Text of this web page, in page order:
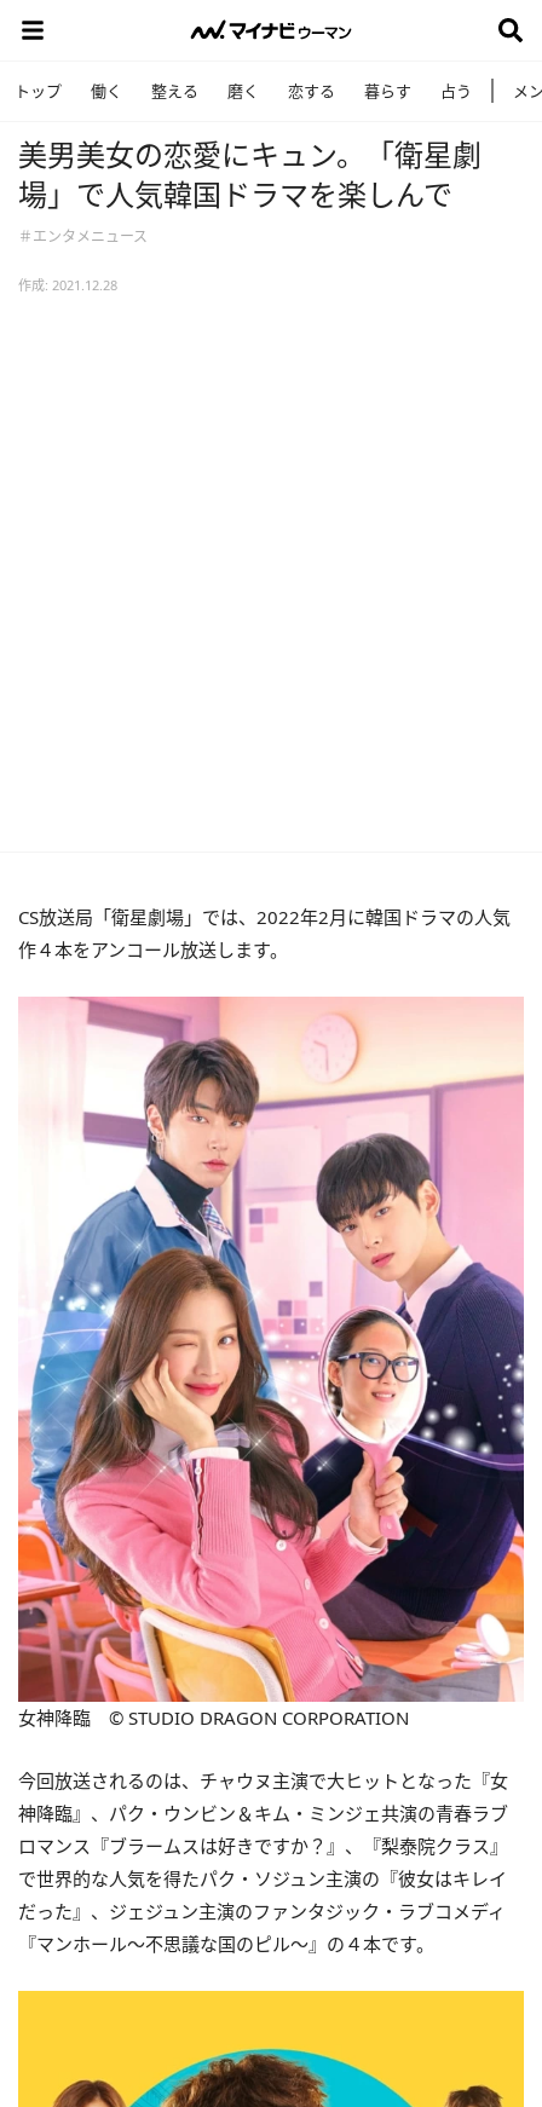
トップ 働く 整える 磨く 恋する 暮らす 占う メ
美男美女の恋愛にキュン。「衛星劇
場」で人気韓国ドラマを楽しんで
＃エンタメニュース
作成: 2021.12.28
CS放送局「衛星劇場」では、2022年2月に韓国ドラマの人気
作４本をアンコール放送します。
女神降臨 © STUDIO DRAGON CORPORATION
今回放送されるのは、チャウヌ主演で大ヒットとなった『女
神降臨』、パク・ウンビン＆キム・ミンジェ共演の青春ラブ
ロマンス『ブラームスは好きですか？』、『梨泰院クラス』
で世界的な人気を得たパク・ソジュン主演の『彼女はキレイ
だった』、ジェジュン主演のファンタジック・ラブコメディ
『マンホール～不思議な国のピル～』の４本です。